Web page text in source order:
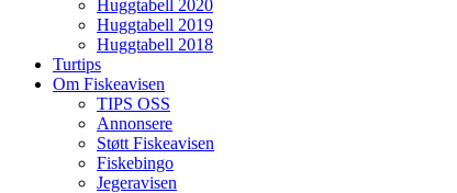
Huggtabell 2020
Huggtabell 2019
Huggtabell 2018
Turtips
Om Fiskeavisen
TIPS OSS
Annonsere
Støtt Fiskeavisen
Fiskebingo
Jegeravisen